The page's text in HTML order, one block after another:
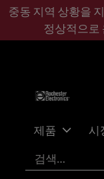
기
콘
바
글
중동 지역 상황을
정상적으로
제품 시
검색